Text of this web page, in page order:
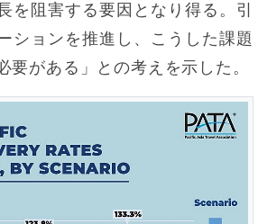
を阻害する要因となり得る。引
ションを推進し、こうした課題
要がある」との考えを示した。